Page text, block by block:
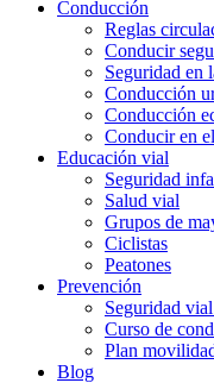
Conducción
Reglas
Conducir
Seguridad en
Conducción
Conducción
Conducir en
Educación vial
Seguridad
Salud vial
Grupos de
Ciclistas
Peatones
Prevención
Seguridad
Curso de
Plan
Blog